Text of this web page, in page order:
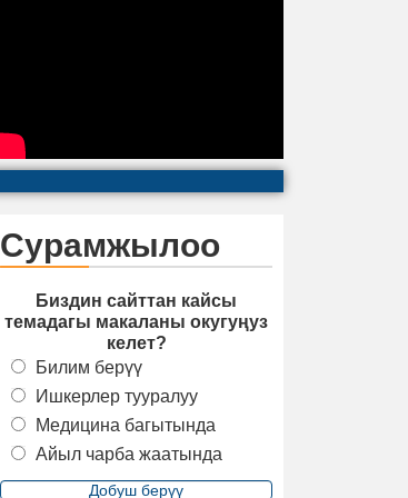
Сурамжылоо
Биздин сайттан кайсы
темадагы макаланы окугуңуз
келет?
Билим берүү
Ишкерлер тууралуу
Медицина багытында
Айыл чарба жаатында